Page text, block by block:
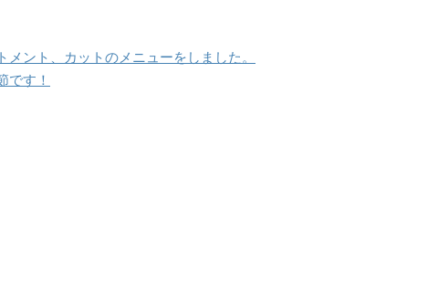
メント、カットのメニューをしました。
です！